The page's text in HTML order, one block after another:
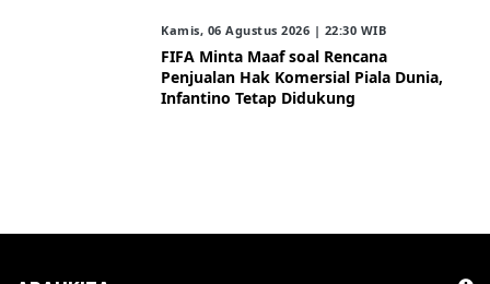
Kamis, 06 Agustus 2026 | 22:30 WIB
FIFA Minta Maaf soal Rencana
Penjualan Hak Komersial Piala Dunia,
Infantino Tetap Didukung